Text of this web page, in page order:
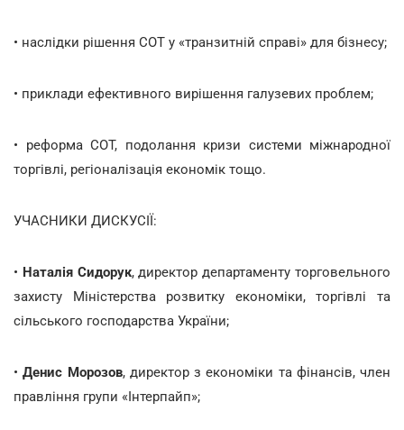
• наслідки рішення СОТ у «транзитній справі» для бізнесу;
• приклади ефективного вирішення галузевих проблем;
• реформа СОТ, подолання кризи системи міжнародної
торгівлі, регіоналізація економік тощо.
УЧАСНИКИ ДИСКУСІЇ:
• Наталія Сидорук, директор департаменту торговельного
захисту Міністерства розвитку економіки, торгівлі та
сільського господарства України;
•Денис Морозов, директор з економіки та фінансів, член
правління групи «Інтерпайп»;